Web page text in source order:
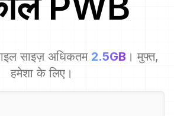
साइज़ अधिकतम 2.5GB । मुफ्त,
हमेशा के लिए।